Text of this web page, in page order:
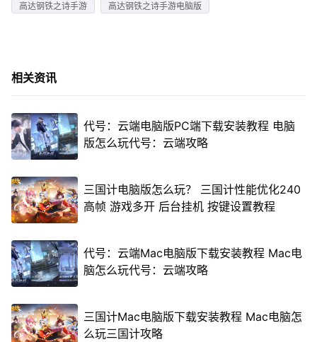
高达钢铁之诗手游
高达钢铁之诗手游电脑版
相关资讯
代号：云端电脑版PC端下载安装教程 电脑
版怎么玩代号：云端攻略
三国计电脑版怎么玩？ 三国计性能优化240
高帧 游戏多开 后台挂机 按键设置教程
代号：云端Mac电脑版下载安装教程 Mac电
脑怎么玩代号：云端攻略
三国计Mac电脑版下载安装教程 Mac电脑怎
么玩三国计攻略